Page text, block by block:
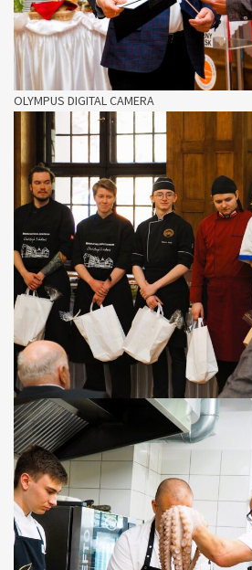
OLYMPUS DIGITAL CAMERA